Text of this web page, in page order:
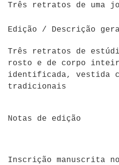
Três retratos de uma
Edição / Descrição
Três retratos de
rosto e de corpo
identificada, vestida
tradicionais
Notas de edição
Inscrição manuscrita